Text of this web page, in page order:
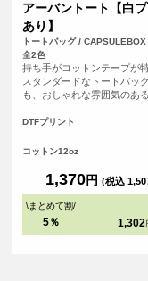
アーバントート【白
あり】
トートバッグ / CAPSULEBOX
全2色
持ち手がコットンテープが特
スタンダードなトートバッ
も、おしゃれな雰囲気のある
余裕をもってかけることが可
で、普段のメインバッグとし
のため、常備在庫しています
DTFプリント
コットン12oz
1,370円 (税込
\まとめて割/
5％ 1,302